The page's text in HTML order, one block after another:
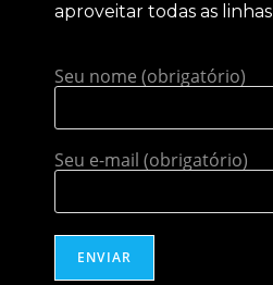
aproveitar todas as
Seu nome (obrigatório)
Seu e-mail (obrigatório)